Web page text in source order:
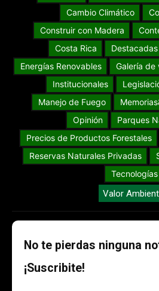
Cambio Climático
Construir con Madera
Costa Rica
Destacadas
Energías Renovables
Galería de
Institucionales
Manejo de Fuego
Opinión
Parques
Precios de Productos Forestales
Reservas Naturales Privadas
Tecnologías
Valor
No te pierdas ninguna
¡Suscribite!